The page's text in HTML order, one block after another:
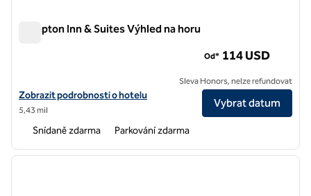
Hampton Inn & Suites Výhled na horu
Zobrazit detaily hotelu pro Hampton Inn & Suites Mountain View
Zobrazit podrobnosti o hotelu
5,43 mil
Od* 114 USD
Sleva Honors, nelze refundovat
Vybrat datum
Snídaně zdarma Parkování zdarma
1 z 12
další